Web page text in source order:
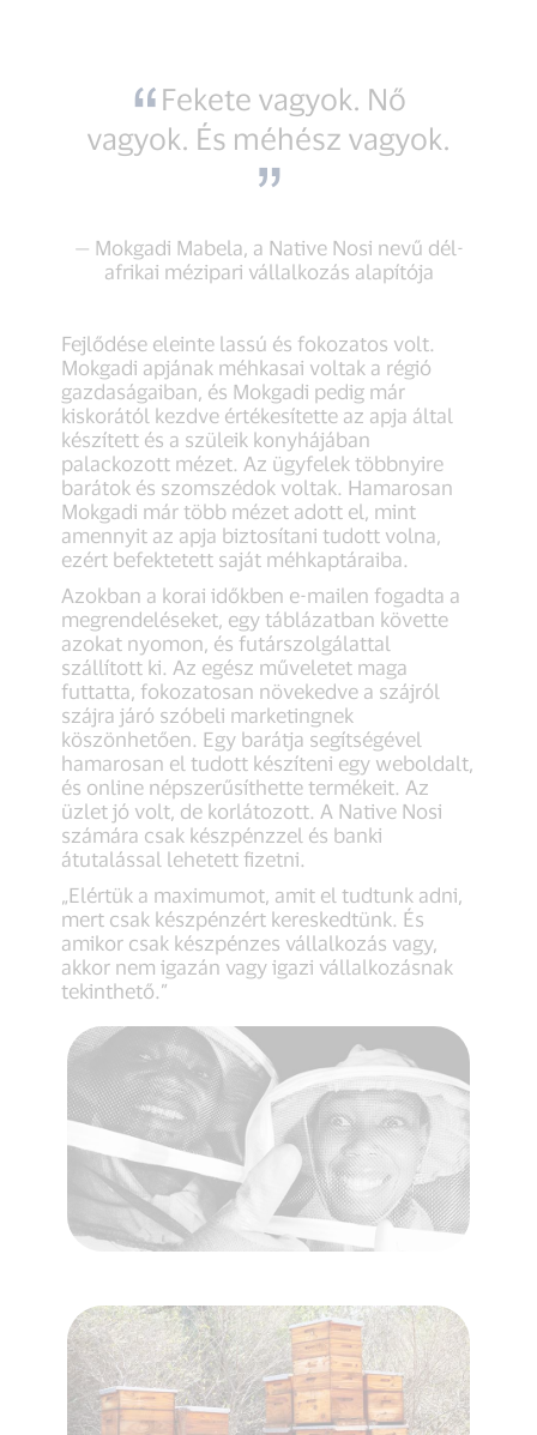
Fekete vagyok. Nő
vagyok. És méhész vagyok.
— Mokgadi Mabela, a Native Nosi nevű dél-
afrikai mézipari vállalkozás alapítója
Fejlődése eleinte lassú és fokozatos volt.
Mokgadi apjának méhkasai voltak a régió
gazdaságaiban, és Mokgadi pedig már
kiskorától kezdve értékesítette az apja által
készített és a szüleik konyhájában
palackozott mézet. Az ügyfelek többnyire
barátok és szomszédok voltak. Hamarosan
Mokgadi már több mézet adott el, mint
amennyit az apja biztosítani tudott volna,
ezért befektetett saját méhkaptáraiba.
Azokban a korai időkben e-mailen fogadta a
megrendeléseket, egy táblázatban követte
azokat nyomon, és futárszolgálattal
szállított ki. Az egész műveletet maga
futtatta, fokozatosan növekedve a szájról
szájra járó szóbeli marketingnek
köszönhetően. Egy barátja segítségével
hamarosan el tudott készíteni egy weboldalt,
és online népszerűsíthette termékeit. Az
üzlet jó volt, de korlátozott. A Native Nosi
számára csak készpénzzel és banki
átutalással lehetett fizetni.
„Elértük a maximumot, amit el tudtunk adni,
mert csak készpénzért kereskedtünk. És
amikor csak készpénzes vállalkozás vagy,
akkor nem igazán vagy igazi vállalkozásnak
tekinthető.”